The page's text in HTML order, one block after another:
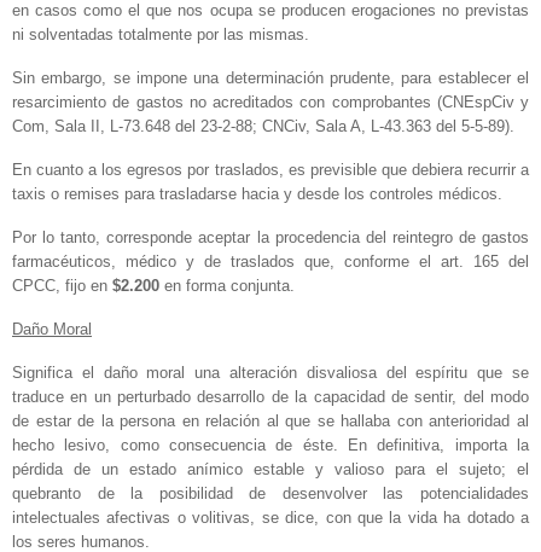
en casos como el que nos ocupa se producen erogaciones no previstas
ni solventadas totalmente por las mismas.
Sin embargo, se impone una determinación prudente, para establecer el
resarcimiento de gastos no acreditados con comprobantes (CNEspCiv y
Com, Sala II, L-73.648 del 23-2-88; CNCiv, Sala A, L-43.363 del 5-5-89).
En cuanto a los egresos por traslados, es previsible que debiera recurrir a
taxis o remises para trasladarse hacia y desde los controles médicos.
Por lo tanto, corresponde aceptar la procedencia del reintegro de gastos
farmacéuticos, médico y de traslados que, conforme el art. 165 del
CPCC, fijo en $2.200 en forma conjunta.
Daño Moral
Significa el daño moral una alteración disvaliosa del espíritu que se
traduce en un perturbado desarrollo de la capacidad de sentir, del modo
de estar de la persona en relación al que se hallaba con anterioridad al
hecho lesivo, como consecuencia de éste. En definitiva, importa la
pérdida de un estado anímico estable y valioso para el sujeto; el
quebranto de la posibilidad de desenvolver las potencialidades
intelectuales afectivas o volitivas, se dice, con que la vida ha dotado a
los seres humanos.